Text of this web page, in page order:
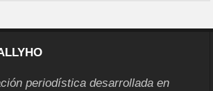
periodística desarrollada en